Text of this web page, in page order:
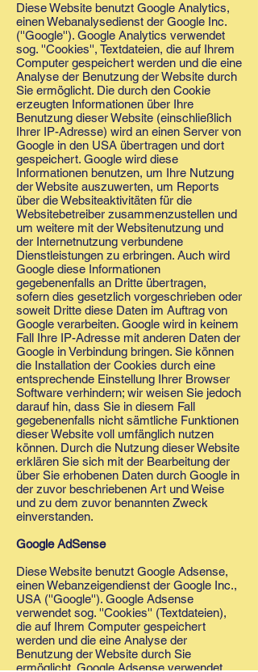
Diese Website benutzt Google Analytics,
einen Webanalysedienst der Google Inc.
(''Google''). Google Analytics verwendet
sog. ''Cookies'', Textdateien, die auf Ihrem
Computer gespeichert werden und die eine
Analyse der Benutzung der Website durch
Sie ermöglicht. Die durch den Cookie
erzeugten Informationen über Ihre
Benutzung dieser Website (einschließlich
Ihrer IP-Adresse) wird an einen Server von
Google in den USA übertragen und dort
gespeichert. Google wird diese
Informationen benutzen, um Ihre Nutzung
der Website auszuwerten, um Reports
über die Websiteaktivitäten für die
Websitebetreiber zusammenzustellen und
um weitere mit der Websitenutzung und
der Internetnutzung verbundene
Dienstleistungen zu erbringen. Auch wird
Google diese Informationen
gegebenenfalls an Dritte übertragen,
sofern dies gesetzlich vorgeschrieben oder
soweit Dritte diese Daten im Auftrag von
Google verarbeiten. Google wird in keinem
Fall Ihre IP-Adresse mit anderen Daten der
Google in Verbindung bringen. Sie können
die Installation der Cookies durch eine
entsprechende Einstellung Ihrer Browser
Software verhindern; wir weisen Sie jedoch
darauf hin, dass Sie in diesem Fall
gegebenenfalls nicht sämtliche Funktionen
dieser Website voll umfänglich nutzen
können. Durch die Nutzung dieser Website
erklären Sie sich mit der Bearbeitung der
über Sie erhobenen Daten durch Google in
der zuvor beschriebenen Art und Weise
und zu dem zuvor benannten Zweck
einverstanden.
Google AdSense
Diese Website benutzt Google Adsense,
einen Webanzeigendienst der Google Inc.,
USA (''Google''). Google Adsense
verwendet sog. ''Cookies'' (Textdateien),
die auf Ihrem Computer gespeichert
werden und die eine Analyse der
Benutzung der Website durch Sie
ermöglicht. Google Adsense verwendet